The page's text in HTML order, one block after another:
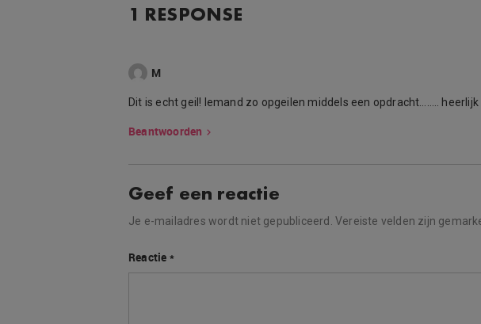
1 RESPONSE
M
Dit is echt geil! Iemand zo opgeilen middels een opdracht…….. heerlijk
Beantwoorden
Geef een reactie
Je e-mailadres wordt niet gepubliceerd. Vereiste velden zijn
Reactie *